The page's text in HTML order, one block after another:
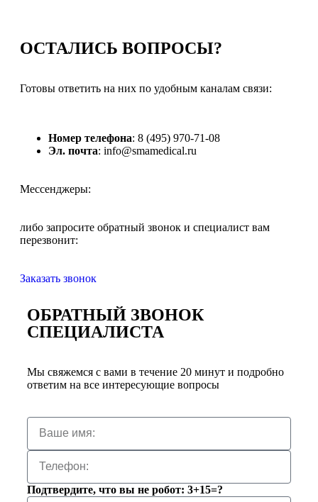
ОСТАЛИСЬ ВОПРОСЫ?
Готовы ответить на них по удобным каналам связи:
Номер телефона: 8 (495) 970-71-08
Эл. почта: info@smamedical.ru
Мессенджеры:
либо запросите обратный звонок и специалист вам
перезвонит:
Заказать звонок
ОБРАТНЫЙ ЗВОНОК
СПЕЦИАЛИСТА
Мы свяжемся с вами в течение 20 минут и подробно
ответим на все интересующие вопросы
Подтвердите, что вы не робот: 3+15=?